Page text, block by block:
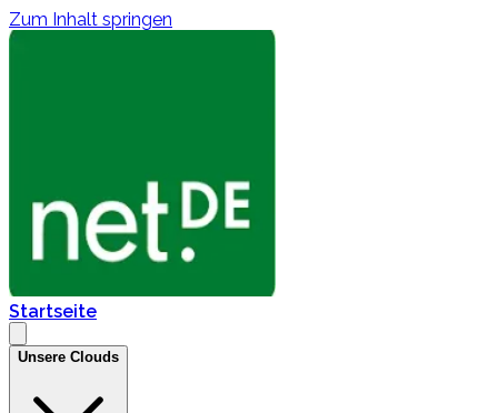
Zum Inhalt springen
Startseite
Unsere Clouds